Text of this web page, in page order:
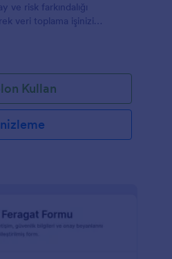
ve risk farkındalığı
veri toplama işinizi
Kullan